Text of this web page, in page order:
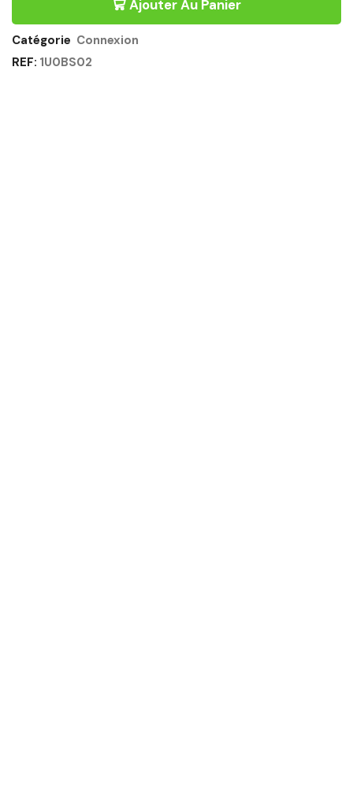
ÉCHANCRÉ
Ajouter Au Panier
Catégorie Connexion
REF: 1U0BS02